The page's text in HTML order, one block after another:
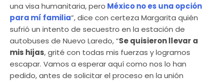
una visa humanitaria, pero México no es una opción
para mí familia”, dice con certeza Margarita quién
sufrió un intento de secuestro en la estación de
autobuses de Nuevo Laredo, “Se quisieron llevar a
mis hijas, grité con todas mis fuerzas y logramos
escapar. Vamos a esperar aquí como nos lo han
pedido, antes de solicitar el proceso en la unión